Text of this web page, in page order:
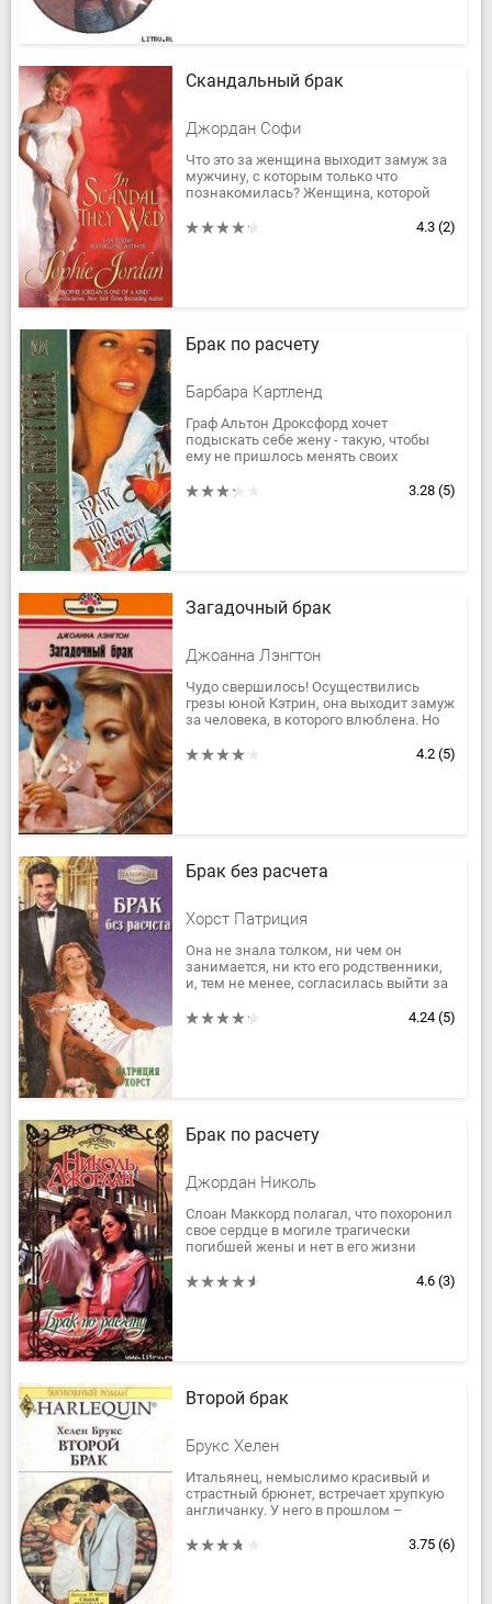
Скандальный брак
Джордан Софи
Что это за женщина выходит замуж за
мужчину, с которым только что
познакомилась? Женщина, которой
Кросс пожертвовала своим добрым...
4.3 (2)
Брак по расчету
Барбара Картленд
Граф Альтон Дроксфорд хочет
подыскать себе жену - такую, чтобы
ему не пришлось менять своих
Карина Рэндел, девушка из...
3.28 (5)
Загадочный брак
Джоанна Лэнгтон
Чудо свершилось! Осуществились
грезы юной Кэтрин, она выходит замуж
за человека, в которого влюблена. Но
загадку. Проходит день за...
4.2 (5)
Брак без расчета
Хорст Патриция
Она не знала толком, ни чем он
занимается, ни кто его родственники,
и, тем не менее, согласилась выйти за
ребенка. Но в стране,...
4.24 (5)
Брак по расчету
Джордан Николь
Слоан Маккорд полагал, что похоронил
свое сердце в могиле трагически
погибшей жены и нет в его жизни
любовь сама постучалась в дверь...4.6 (3)
Второй брак
Брукс Хелен
Итальянец, немыслимо красивый и
страстный брюнет, встречает хрупкую
англичанку. У него в прошлом –
результате душевное ожесточение. У...
3.75 (6)